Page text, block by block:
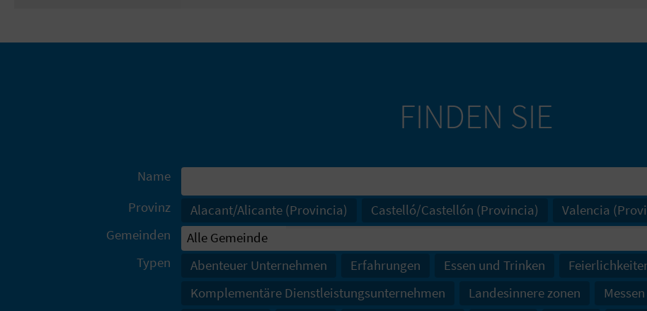
FINDEN SIE
Name
Provinz
Alacant/Alicante (Provincia) Castelló/Castellón (Provincia)
Valencia
Gemeinden
Typen
Abenteuer Unternehmen Erfahrungen Essen und Trinken
Komplementäre Dienstleistungsunternehmen
Landesinnere zonen